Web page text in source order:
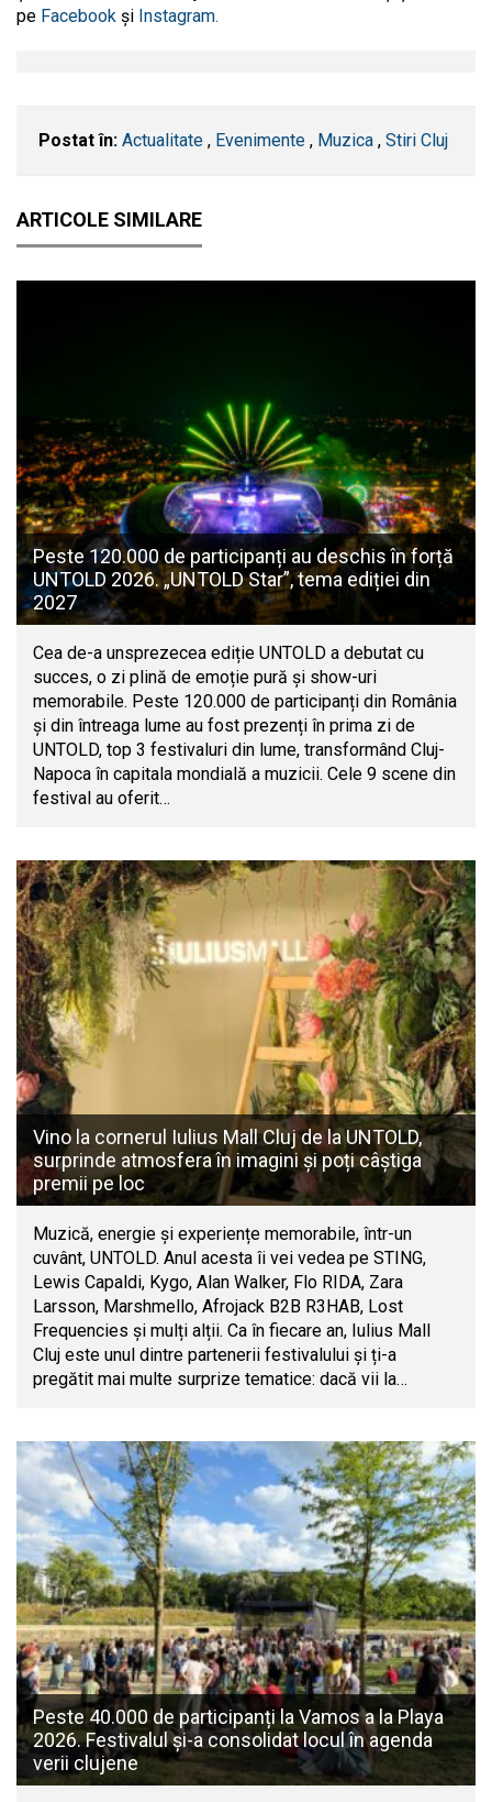
pe Facebook și Instagram.
Postat în: Actualitate , Evenimente , Muzica , Stiri Cluj
ARTICOLE SIMILARE
Peste 120.000 de participanți au deschis în forță
UNTOLD 2026. „UNTOLD Star”, tema ediției din
2027
Cea de-a unsprezecea ediție UNTOLD a debutat cu
succes, o zi plină de emoție pură și show-uri
memorabile. Peste 120.000 de participanți din România
și din întreaga lume au fost prezenți în prima zi de
UNTOLD, top 3 festivaluri din lume, transformând Cluj-
Napoca în capitala mondială a muzicii. Cele 9 scene din
festival au oferit…
Vino la cornerul Iulius Mall Cluj de la UNTOLD,
surprinde atmosfera în imagini și poți câștiga
premii pe loc
Muzică, energie și experiențe memorabile, într-un
cuvânt, UNTOLD. Anul acesta îi vei vedea pe STING,
Lewis Capaldi, Kygo, Alan Walker, Flo RIDA, Zara
Larsson, Marshmello, Afrojack B2B R3HAB, Lost
Frequencies și mulți alții. Ca în fiecare an, Iulius Mall
Cluj este unul dintre partenerii festivalului și ți-a
pregătit mai multe surprize tematice: dacă vii la…
Peste 40.000 de participanți la Vamos a la Playa
2026. Festivalul și-a consolidat locul în agenda
verii clujene